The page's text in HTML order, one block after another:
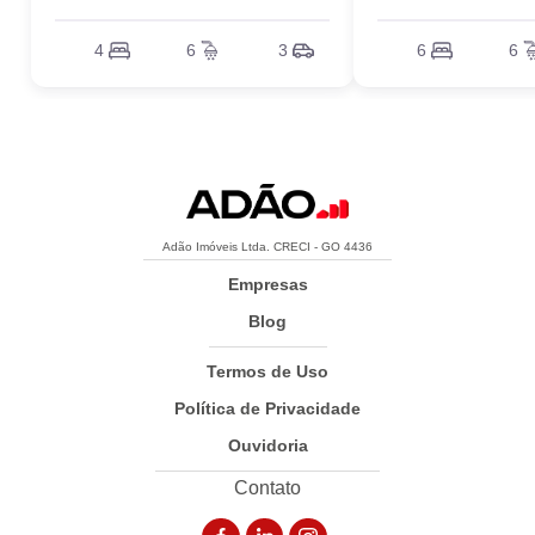
4 6 3 6 6
Adão Imóveis Ltda. CRECI - GO 4436
Empresas
Blog
Termos de Uso
Política de Privacidade
Ouvidoria
Contato